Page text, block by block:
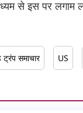
से इस पर लगाम
ट्रंप समाचार US